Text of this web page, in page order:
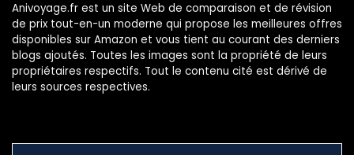
Anivoyage.fr est un site Web de comparaison et de révision
de prix tout-en-un moderne qui propose les meilleures offres
disponibles sur Amazon et vous tient au courant des derniers
blogs ajoutés. Toutes les images sont la propriété de leurs
propriétaires respectifs. Tout le contenu cité est dérivé de
leurs sources respectives.